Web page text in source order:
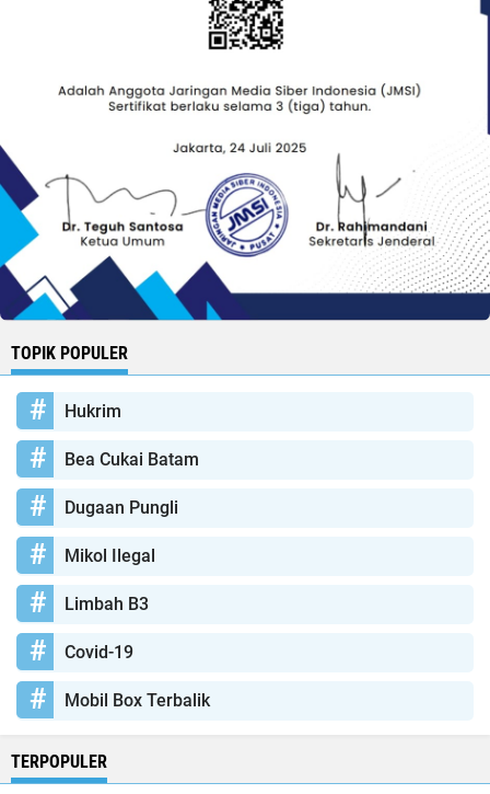
TOPIK POPULER
Hukrim
Bea Cukai Batam
Dugaan Pungli
Mikol Ilegal
Limbah B3
Covid-19
Mobil Box Terbalik
TERPOPULER